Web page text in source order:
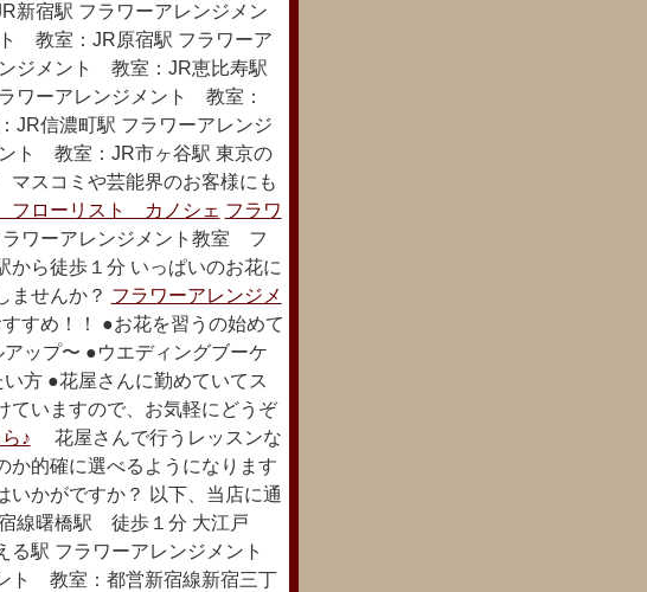
新宿駅 フラワーアレンジメン
教室：JR原宿駅 フラワーア
ジメント 教室：JR恵比寿駅
ワーアレンジメント 教室：
JR信濃町駅 フラワーアレンジ
ト 教室：JR市ヶ谷駅 東京の
マスコミや芸能界のお客様にも
フローリスト カノシェ フラワ
ワーアレンジメント教室 フ
ら徒歩１分 いっぱいのお花に
ませんか？ フラワーアレンジメ
め！！ ●お花を習うの始めて
ップ〜 ●ウエディングブーケ
方 ●花屋さんに勤めていてス
ていますので、お気軽にどうぞ
♪ 花屋さんで行うレッスンな
か的確に選べるようになります
いかがですか？ 以下、当店に通
線曙橋駅 徒歩１分 大江戸
駅 フラワーアレンジメント
ト 教室：都営新宿線新宿三丁